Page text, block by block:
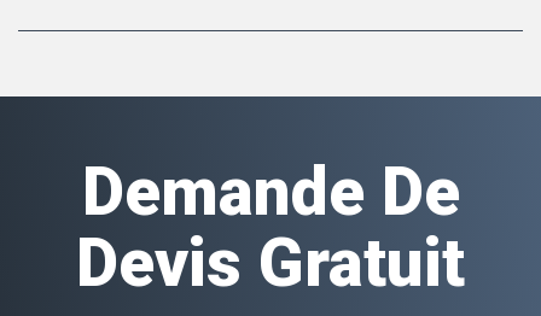
Demande De
Devis Gratuit